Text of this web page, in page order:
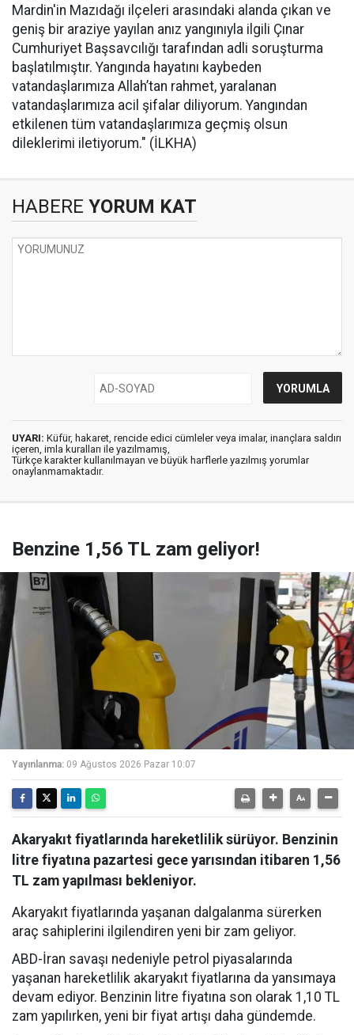
Mardin'in Mazıdağı ilçeleri arasındaki alanda çıkan ve
geniş bir araziye yayılan anız yangınıyla ilgili Çınar
Cumhuriyet Başsavcılığı tarafından adli soruşturma
başlatılmıştır. Yangında hayatını kaybeden
vatandaşlarımıza Allah’tan rahmet, yaralanan
vatandaşlarımıza acil şifalar diliyorum. Yangından
etkilenen tüm vatandaşlarımıza geçmiş olsun
dileklerimi iletiyorum." (İLKHA)
HABERE YORUM KAT
UYARI: Küfür, hakaret, rencide edici cümleler veya imalar, inançlara saldırı
içeren, imla kuralları ile yazılmamış,
Türkçe karakter kullanılmayan ve büyük harflerle yazılmış yorumlar
onaylanmamaktadır.
Benzine 1,56 TL zam geliyor!
Yayınlanma: 09 Ağustos 2026 Pazar 10:07
Akaryakıt fiyatlarında hareketlilik sürüyor. Benzinin
litre fiyatına pazartesi gece yarısından itibaren 1,56
TL zam yapılması bekleniyor.
Akaryakıt fiyatlarında yaşanan dalgalanma sürerken
araç sahiplerini ilgilendiren yeni bir zam geliyor.
ABD-İran savaşı nedeniyle petrol piyasalarında
yaşanan hareketlilik akaryakıt fiyatlarına da yansımaya
devam ediyor. Benzinin litre fiyatına son olarak 1,10 TL
zam yapılırken, yeni bir fiyat artışı daha gündemde.